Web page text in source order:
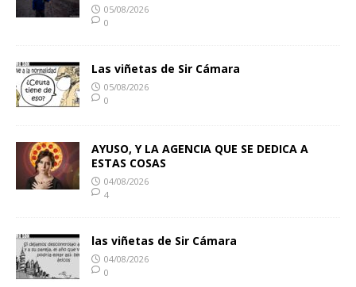
05/08/2026
0
Las viñetas de Sir Cámara
05/08/2026
0
AYUSO, Y LA AGENCIA QUE SE DEDICA A
ESTAS COSAS
04/08/2026
4
las viñetas de Sir Cámara
04/08/2026
0